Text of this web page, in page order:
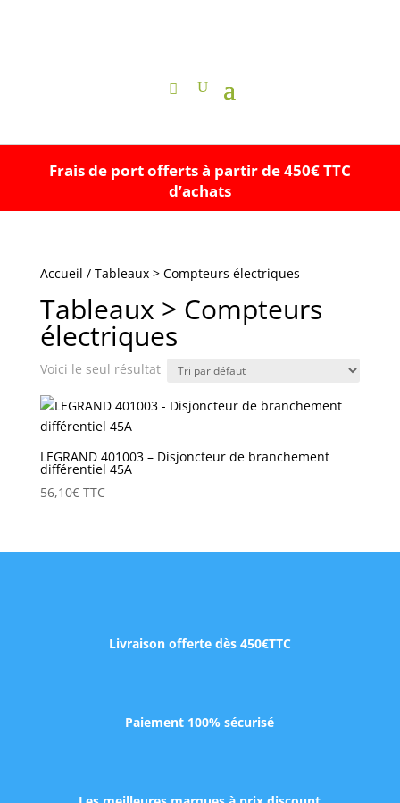
Frais de port offerts à partir de 450€ TTC
d’achats
Accueil / Tableaux > Compteurs électriques
Tableaux > Compteurs
électriques
Voici le seul résultat
LEGRAND 401003 – Disjoncteur de branchement
différentiel 45A
56,10€ TTC
Livraison offerte dès 450€TTC
Paiement 100% sécurisé